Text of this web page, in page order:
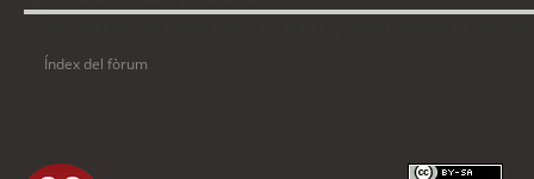
Índex del fòrum